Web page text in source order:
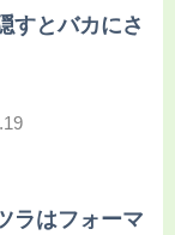
すとバカにさ
ラはフォーマ